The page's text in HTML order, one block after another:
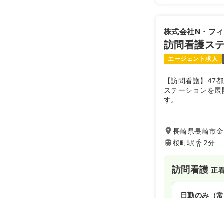
株式会社N・フ
訪問看護ス
エージェント求人
【訪問看護】47
ステーションを
す。
長崎県長崎市
桜町駅
2分
訪問看護正
日勤のみ（